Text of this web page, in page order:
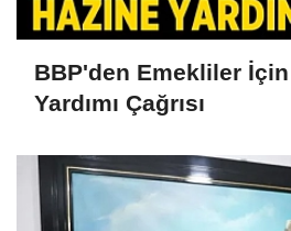
BBP'den Emekliler
Yardımı Çağrısı